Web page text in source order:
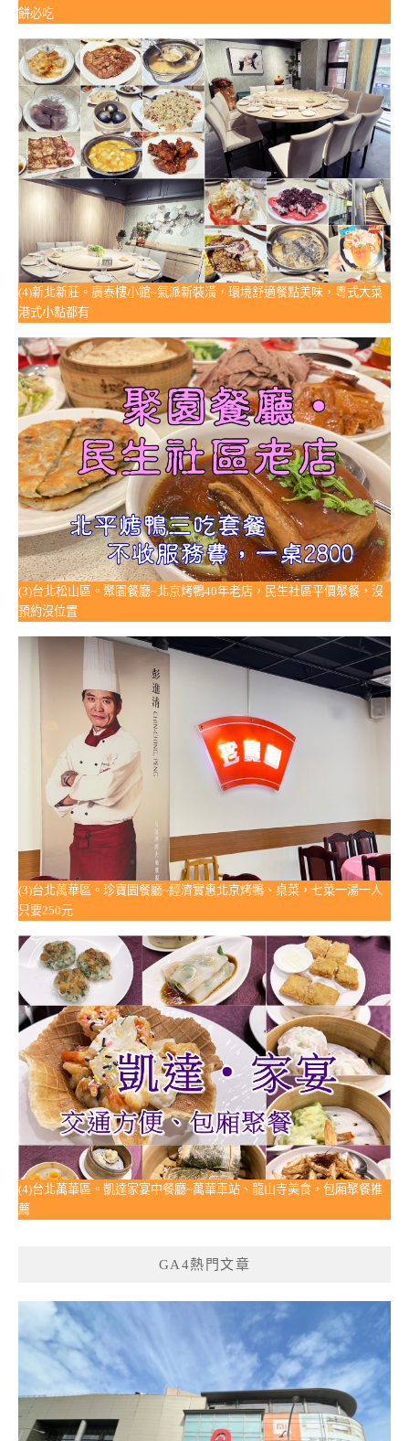
餅必吃
(4)新北新莊。廣泰樓小館~氣派新裝潢，環境舒適餐點美味，粵式大菜
港式小點都有
(3)台北松山區。聚園餐廳~北京烤鴨40年老店，民生社區平價聚餐，沒
預約沒位置
(3)台北萬華區。珍寶園餐廳~經濟實惠北京烤鴨、桌菜，七菜一湯一人
只要250元
(4)台北萬華區。凱達家宴中餐廳~萬華車站、龍山寺美食，包廂聚餐推
薦
GA4熱門文章